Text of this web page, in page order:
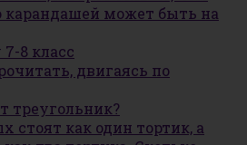
карандашей может быть на
8 класс
двигаясь по
треугольник?
стоят как один тортик, а